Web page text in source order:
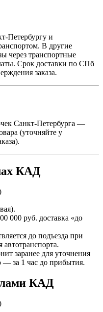
Петербургу и
В другие
через транспортные
Срок доставки по СПб
заказа.
Санкт-Петербурга —
(уточняйте у
КАД
000 руб. доставка «до
до подъезда при
автотранспорта.
заранее для уточнения
— за 1 час до прибытия.
КАД